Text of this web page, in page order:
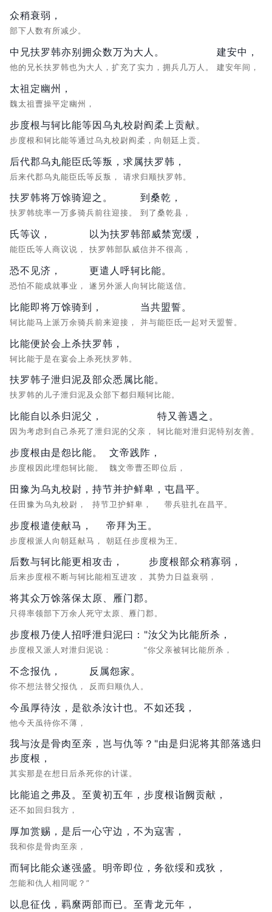
众稍衰弱，
部下人数有所减少。
中兄扶罗韩亦别拥众数万为大人。
他的兄长扶罗韩也为大人，扩充了实力，拥兵几万人。
建安中，
建安年间，
太祖定幽州，
魏太祖曹操平定幽州，
步度根与轲比能等因乌丸校尉阎柔上贡献。
步度根和轲比能等通过乌丸校尉阎柔，向朝廷上贡。
后代郡乌丸能臣氐等叛，
后来代郡乌丸能臣氐等反叛，
求属扶罗韩，
请求归顺扶罗韩。
扶罗韩将万馀骑迎之。
扶罗韩统率一万多骑兵前往迎接。
到桑乾，
到了桑乾县，
氏等议，
能臣氐等人商议说，
以为扶罗韩部威禁宽缓，
扶罗韩部队威信并不很高，
恐不见济，
恐怕不能成就事业，
更遣人呼轲比能。
遂另外派人向轲比能送信。
比能即将万馀骑到，
轲比能马上派万余骑兵前来迎接，
当共盟誓。
并与能臣氐一起对天盟誓。
比能便於会上杀扶罗韩，
轲比能于是在宴会上杀死扶罗韩。
扶罗韩子泄归泥及部众悉属比能。
扶罗韩的儿子泄归泥及众部下都归顺轲比能。
比能自以杀归泥父，
因为考虑到自己杀死了泄归泥的父亲，
特又善遇之。
轲比能对泄归泥特别友善。
步度根由是怨比能。
步度根因此埋怨轲比能。
文帝践阼，
魏文帝曹丕即位后，
田豫为乌丸校尉，
任田豫为乌丸校尉，
持节并护鲜卑，
持节卫护鲜卑，
屯昌平。
带兵驻扎在昌平。
步度根遣使献马，
步度根派人向朝廷献马，
帝拜为王。
朝廷任步度根为王。
后数与轲比能更相攻击，
后来步度根不断与轲比能相互进攻，
步度根部众稍寡弱，
其势力日益衰弱，
将其众万馀落保太原、雁门郡。
只得率领部下万余人死守太原、雁门郡。
步度根乃使人招呼泄归泥曰：
步度根又派人对泄归泥说：
"汝父为比能所杀，
“你父亲被轲比能所杀，
不念报仇，
你不想法替父报仇，
反属怨家。
反而归顺仇人。
今虽厚待汝，是欲杀汝计也。不如还我，
他今天虽待你不薄，
我与汝是骨肉至亲，岂与仇等？"由是归泥将其部落逃归
步度根，
其实那是在想日后杀死你的计谋。
比能追之弗及。至黄初五年，步度根诣阙贡献，
还不如回归我方，
厚加赏赐，是后一心守边，不为寇害，
我和你是骨肉至亲，
而轲比能众遂强盛。明帝即位，务欲绥和戎狄，
怎能和仇人相同呢？”
以息征伐，羁縻两部而已。至青龙元年，